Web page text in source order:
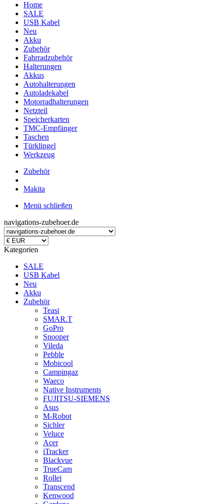
Home
SALE
USB Kabel
Neu
Akku
Zubehör
Fahrradzubehör
Halterungen
Akkus
Autohalterungen
Autoladekabel
Motorradhalterungen
Netzteil
Speicherkarten
TMC-Empfänger
Taschen
Türklingel
Werkzeug
Zubehör
Makita
Menü schließen
navigations-zubehoer.de
Kategorien
SALE
USB Kabel
Neu
Akku
Zubehör
Teasi
SMAR.T
GoPro
Snooper
Vileda
Pebble
Mobicool
Campingaz
Waeco
Native Instruments
FUJITSU-SIEMENS
Asus
M-Robot
Sichler
Veluce
Acer
iTracker
Blackvue
TrueCam
Rollei
Transcend
Kenwood